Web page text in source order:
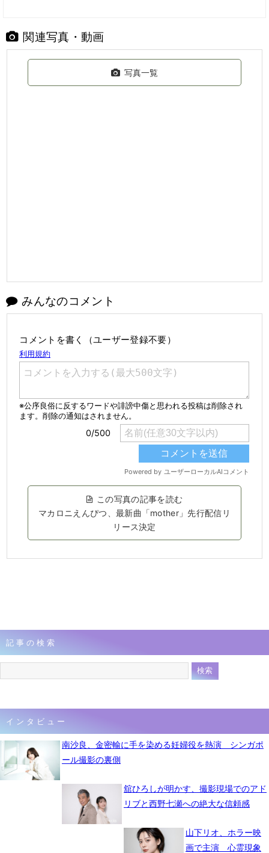
関連写真・動画
写真一覧
みんなのコメント
コメントを書く（ユーザー登録不要）
この写真の記事を読む
マカロニえんぴつ、最新曲「mother」先行配信リ
リース決定
記事の検索
インタビュー
南沙良、金密輸に手を染める妊婦役を熱演 シンガポ
ール撮影の裏側
舘ひろしが明かす、撮影現場でのアド
リブと西野七瀬への絶大な信頼感
山下リオ、ホラー映
画で主演 心霊現象